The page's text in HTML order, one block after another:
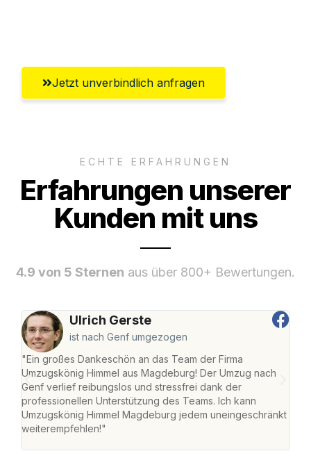
Jetzt unverbindlich anfragen
ECHTE ERFAHRUNGEN
Erfahrungen unserer
Kunden mit uns
4.9 von 5 Sternen aus über 800+ Bewertungen.
Ulrich Gerste
ist nach Genf umgezogen
"Ein großes Dankeschön an das Team der Firma
Umzugskönig Himmel aus Magdeburg! Der Umzug nach
Genf verlief reibungslos und stressfrei dank der
professionellen Unterstützung des Teams. Ich kann
Umzugskönig Himmel Magdeburg jedem uneingeschränkt
weiterempfehlen!"